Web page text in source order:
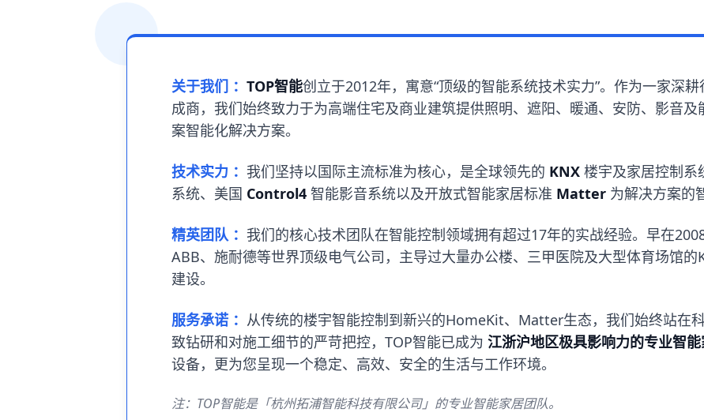
关于我们 ： TOP智能创立于2012年，寓意“顶级的智能系统技术实力”。作为一家深
成商，我们始终致力于为高端住宅及商业建筑提供照明、遮阳、暖通、安防、影音
案智能化解决方案。
技术实力 ： 我们坚持以国际主流标准为核心，是全球领先的 KNX 楼宇及家居控制系
系统、美国 Control4 智能影音系统以及开放式智能家居标准 Matter 为解决方案的
精英团队 ： 我们的核心技术团队在智能控制领域拥有超过17年的实战经验。早在
ABB、施耐德等世界顶级电气公司，主导过大量办公楼、三甲医院及大型体育场馆
建设。
服务承诺 ： 从传统的楼宇智能控制到新兴的HomeKit、Matter生态，我们始终站在
致钻研和对施工细节的严苛把控，TOP智能已成为 江浙沪地区极具影响力的专业智
设备，更为您呈现一个稳定、高效、安全的生活与工作环境。
注：TOP智能是「杭州拓浦智能科技有限公司」的专业智能家居团队。